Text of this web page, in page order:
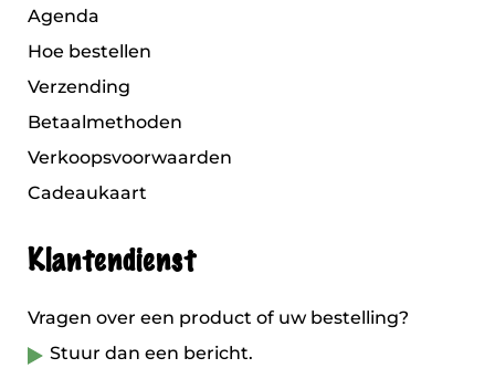
Agenda
Hoe bestellen
Verzending
Betaalmethoden
Verkoopsvoorwaarden
Cadeaukaart
Klantendienst
Vragen over een product of uw bestelling?
Stuur dan een bericht.